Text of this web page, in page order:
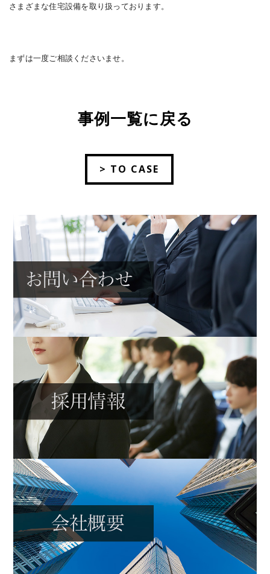
さまざまな住宅設備を取り扱っております。
まずは一度ご相談くださいませ。
事例一覧に戻る
> TO CASE